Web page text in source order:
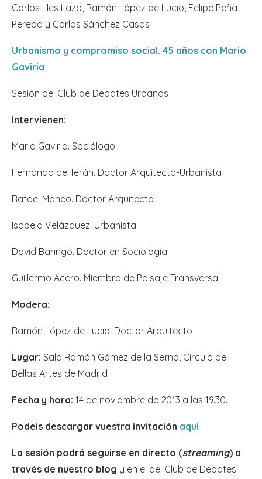
Carlos Lles Lazo, Ramón López de Lucio, Felipe Peña
Pereda y Carlos Sánchez Casas
Urbanismo y compromiso social. 45 años con Mario
Gaviria
Sesión del Club de Debates Urbanos
Intervienen:
Mario Gaviria. Sociólogo
Fernando de Terán. Doctor Arquitecto-Urbanista
Rafael Moneo. Doctor Arquitecto
Isabela Velázquez. Urbanista
David Baringo. Doctor en Sociología
Guillermo Acero. Miembro de Paisaje Transversal
Modera:
Ramón López de Lucio. Doctor Arquitecto
Lugar: Sala Ramón Gómez de la Serna, Círculo de
Bellas Artes de Madrid
Fecha y hora: 14 de noviembre de 2013 a las 19.30.
Podeis descargar vuestra invitación aqui
La sesión podrá seguirse en directo (streaming) a
través de nuestro blog y en el del Club de Debates